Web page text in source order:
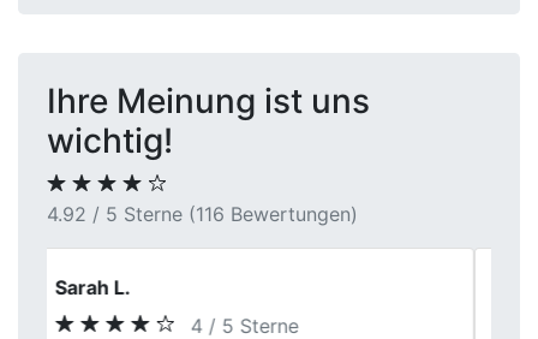
Ihre Meinung ist uns
wichtig!
4.92 / 5 Sterne (116 Bewertungen)
Svenja Ahrens
5 / 5 Sterne